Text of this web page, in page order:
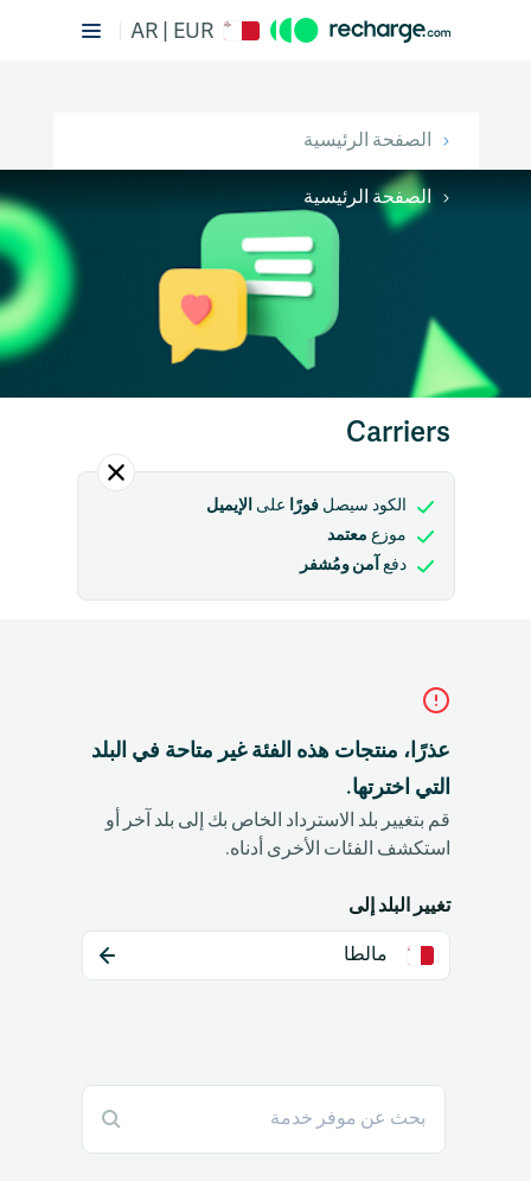
AR | EUR
الصفحة الرئيسية
الصفحة الرئيسية
Carriers
الكود سيصلفورًا علىالإيميل
موزع معتمد
دفعآمن ومُشفر
عذرًا، منتجات هذه الفئة غير متاحة في البلد
التي اخترتها.
قم بتغيير بلد الاسترداد الخاص بك إلى بلد آخر أو
استكشف الفئات الأخرى أدناه.
تغيير البلد إلى
مالطا